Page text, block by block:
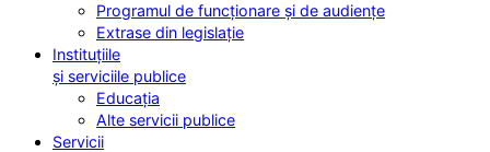
Programul de funcționare și de audiențe
Extrase din legislație
Instituțiile
și serviciile publice
Educația
Alte servicii publice
Servicii